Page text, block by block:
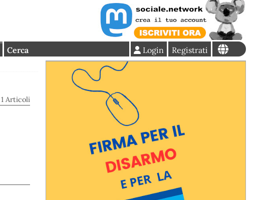
Cerca Registrati
Login
1 Articoli